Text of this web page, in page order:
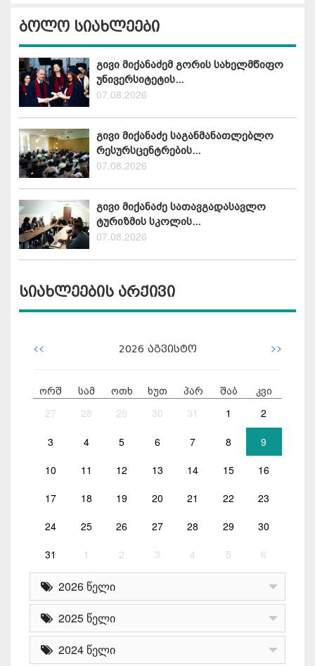
ბოლო სიახლეები
გივი მიქანაძემ გორის სახელმწიფო
უნივერსიტეტის...
07.08.2026
გივი მიქანაძე საგანმანათლებლო
რესურსცენტრების...
07.08.2026
გივი მიქანაძე სათავგადასავლო
ტურიზმის სკოლის...
07.08.2026
სიახლეების არქივი
<< 2026 აგვისტო >>
ორშ სამ ოთხ ხუთ პარ შაბ კვი
27 28 29 30 31 1 2
3 4 5 6 7 8 9
10 11 12 13 14 15 16
17 18 19 20 21 22 23
24 25 26 27 28 29 30
31 1 2 3 4 5 6
2026 წელი
2025 წელი
2024 წელი